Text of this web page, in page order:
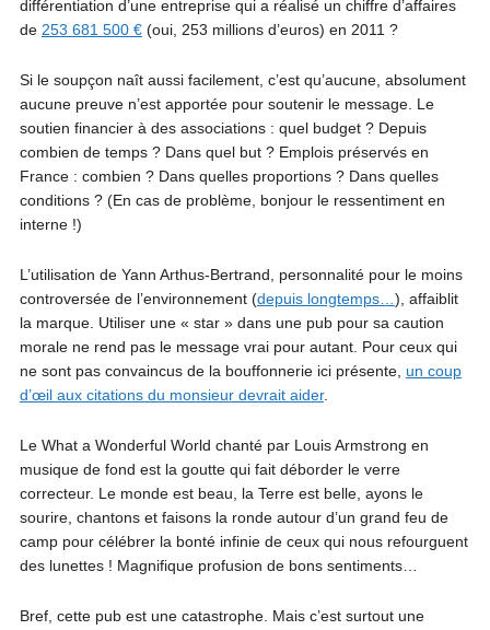
différentiation d’une entreprise qui a réalisé un chiffre d’affaires
de 253 681 500 €(oui, 253 millions d’euros) en 2011 ?
Si le soupçon naît aussi facilement, c’est qu’aucune, absolument
aucune preuve n’est apportée pour soutenir le message. Le
soutien financier à des associations : quel budget ? Depuis
combien de temps ? Dans quel but ? Emplois préservés en
France : combien ? Dans quelles proportions ? Dans quelles
conditions ? (En cas de problème, bonjour le ressentiment en
interne !)
L’utilisation de Yann Arthus-Bertrand, personnalité pour le moins
controversée de l’environnement (depuis longtemps… ), affaiblit
la marque. Utiliser une « star » dans une pub pour sa caution
morale ne rend pas le message vrai pour autant. Pour ceux qui
ne sont pas convaincus de la bouffonnerie ici présente, un coup
d’œil aux citations du monsieur devrait aider.
Le What a Wonderful World chanté par Louis Armstrong en
musique de fond est la goutte qui fait déborder le verre
correcteur. Le monde est beau, la Terre est belle, ayons le
sourire, chantons et faisons la ronde autour d’un grand feu de
camp pour célébrer la bonté infinie de ceux qui nous refourguent
des lunettes ! Magnifique profusion de bons sentiments…
Bref, cette pub est une catastrophe. Mais c’est surtout une